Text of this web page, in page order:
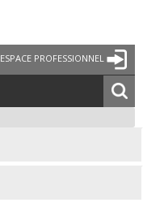
ESPACE PROFESSIONNEL